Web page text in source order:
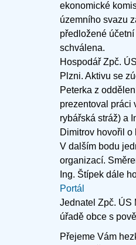
ekonomické
územního svazu
předložené
schválena.
Hospodář Zpč.
Plzni. Aktivu se
Peterka z
prezentoval práci
rybářská stráž) a
Dimitrov hovořil
V dalším bodu
organizací.
Ing. Štípek dále
Portál
Jednatel Zpč. ÚS
úřadě obce s
Přejeme Vám